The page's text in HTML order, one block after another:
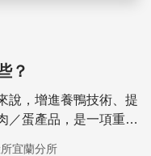
？
說，增進養鴨技術、提
／蛋產品，是一項重要
宜蘭分所